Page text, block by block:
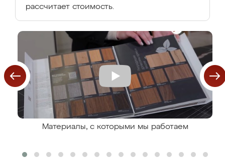
рассчитает стоимость.
Материалы, с которыми мы работаем